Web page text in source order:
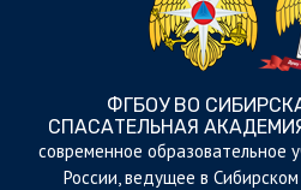
ФГБОУ ВО
СПАСАТЕЛЬНАЯ
cовременное образовательное
России, ведущее в